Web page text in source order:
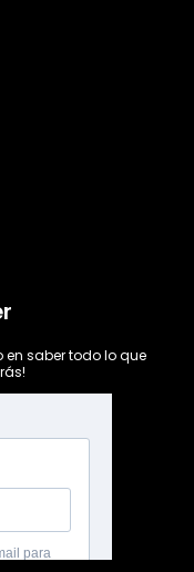
en saber todo lo que